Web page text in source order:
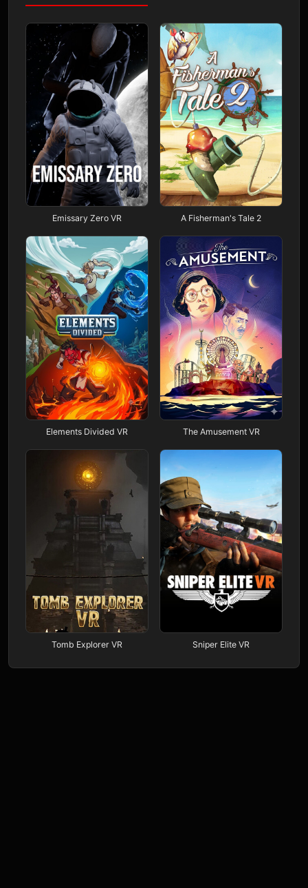
Emissary Zero VR A Fisherman's Tale 2
Elements Divided VR The Amusement VR
Tomb Explorer VR Sniper Elite VR